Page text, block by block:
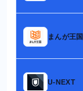
まんが王国
U-NEXT